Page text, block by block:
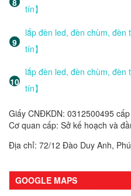
tín】
lắp đèn led, đèn chùm,
tín】
lắp đèn led, đèn chùm, đèn
tín】
Giấy CNĐKDN: 0312500495
Cơ quan cấp: Sở kế hoạch và
Địa chỉ: 72/12 Đào Duy Anh,
GOOGLE MAPS